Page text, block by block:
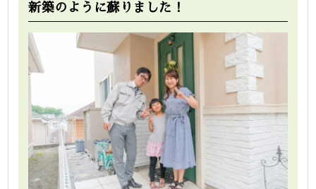
新築のように蘇りました！